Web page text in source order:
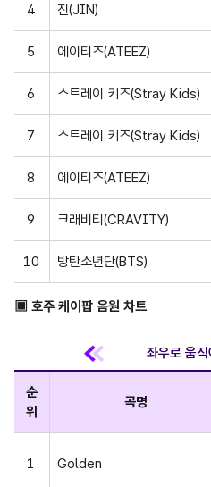
4 진(JIN)
5 에이티즈(ATEEZ)
6 스트레이 키즈(Stray Kids)
7 스트레이 키즈(Stray Kids)
8 에이티즈(ATEEZ)
9 크래비티(CRAVITY)
10 방탄소년단(BTS)
▣ 호주 케이팝 음원 차트
순
위
곡명
1 Golden